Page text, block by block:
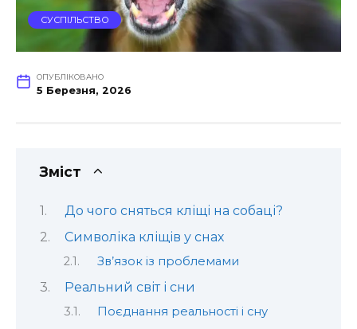
СУСПІЛЬСТВО
ОПУБЛІКОВАНО
5 Березня, 2026
Зміст
До чого сняться кліщі на собаці?
Символіка кліщів у снах
Зв’язок із проблемами
Реальний світ і сни
Поєднання реальності і сну